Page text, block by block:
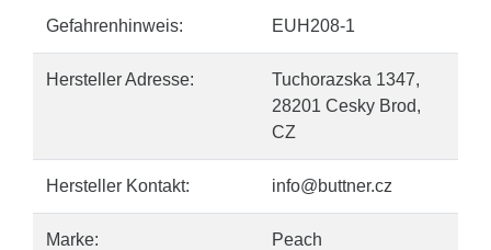
Gefahrenhinweis: EUH208-1
Hersteller Adresse:
Tuchorazska 1347,
28201 Cesky Brod,
CZ
Hersteller Kontakt: info@buttner.cz
Marke: Peach